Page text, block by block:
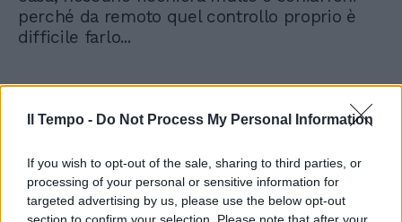
Il Tempo - Do Not Process My Personal Information
If you wish to opt-out of the sale, sharing to third parties, or
processing of your personal or sensitive information for
targeted advertising by us, please use the below opt-out
perché da remoto quel controllo proprio è
difficile farlo...